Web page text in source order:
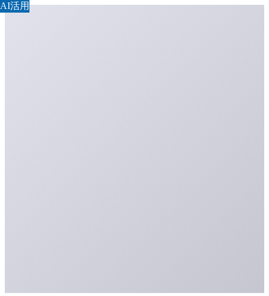
AI活用
AI活用
AI活用
AI活用
AI活用
AI活用
AI活用
AI活用
AI活用